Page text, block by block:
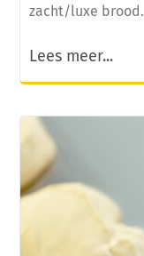
zacht/luxe brood.
Lees meer...